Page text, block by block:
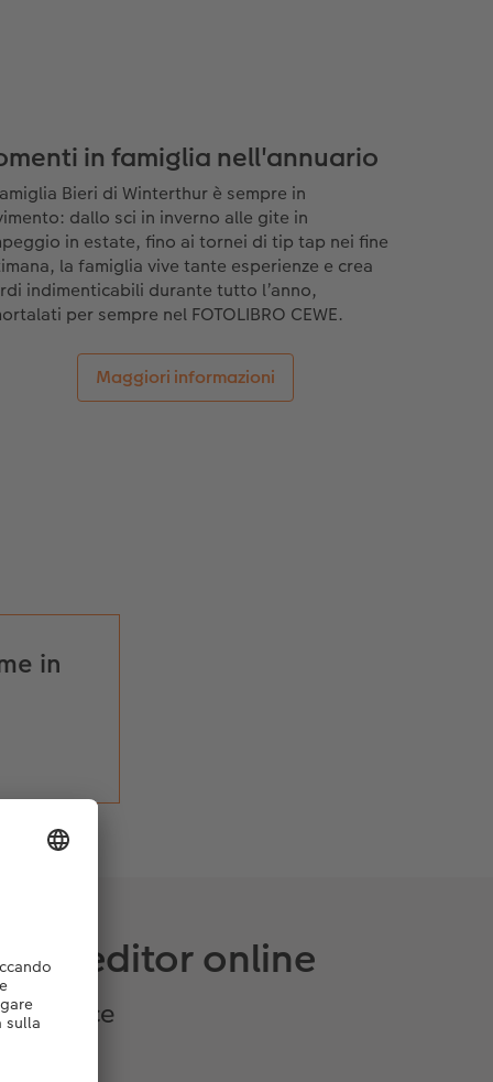
in famiglia nell'annuario
Bieri di Winterthur è sempre in
dallo sci in inverno alle gite in
in estate, fino ai tornei di tip tap nei fine
la famiglia vive tante esperienze e crea
indimenticabili durante tutto l’anno,
per sempre nel FOTOLIBRO CEWE.
Maggiori informazioni
in
online
e veloce